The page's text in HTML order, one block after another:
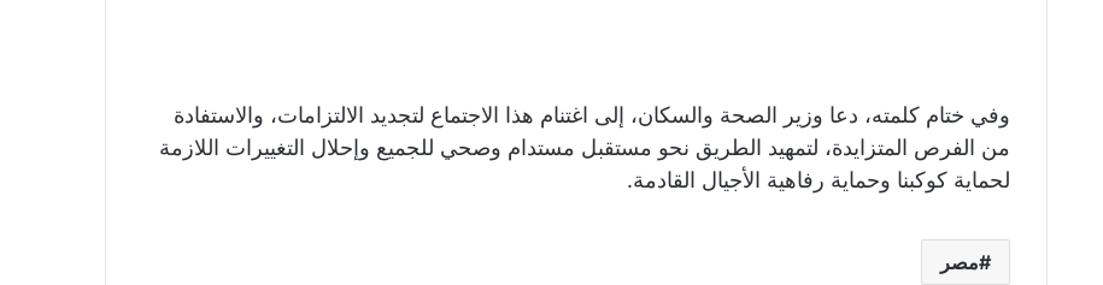
وفي ختام كلمته، دعا وزير الصحة والسكان، إلى اغتنام هذا الاجتماع لتجديد الالتزامات، والاستفادة
من الفرص المتزايدة، لتمهيد الطريق نحو مستقبل مستدام وصحي للجميع وإحلال التغييرات اللازمة
لحماية كوكبنا وحماية رفاهية الأجيال القادمة.
مصر